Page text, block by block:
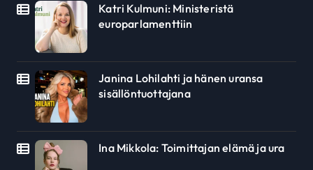
Katri Kulmuni: Ministeristä
europarlamenttiin
Janina Lohilahti ja hänen uransa
sisällöntuottajana
Ina Mikkola: Toimittajan elämä ja ura